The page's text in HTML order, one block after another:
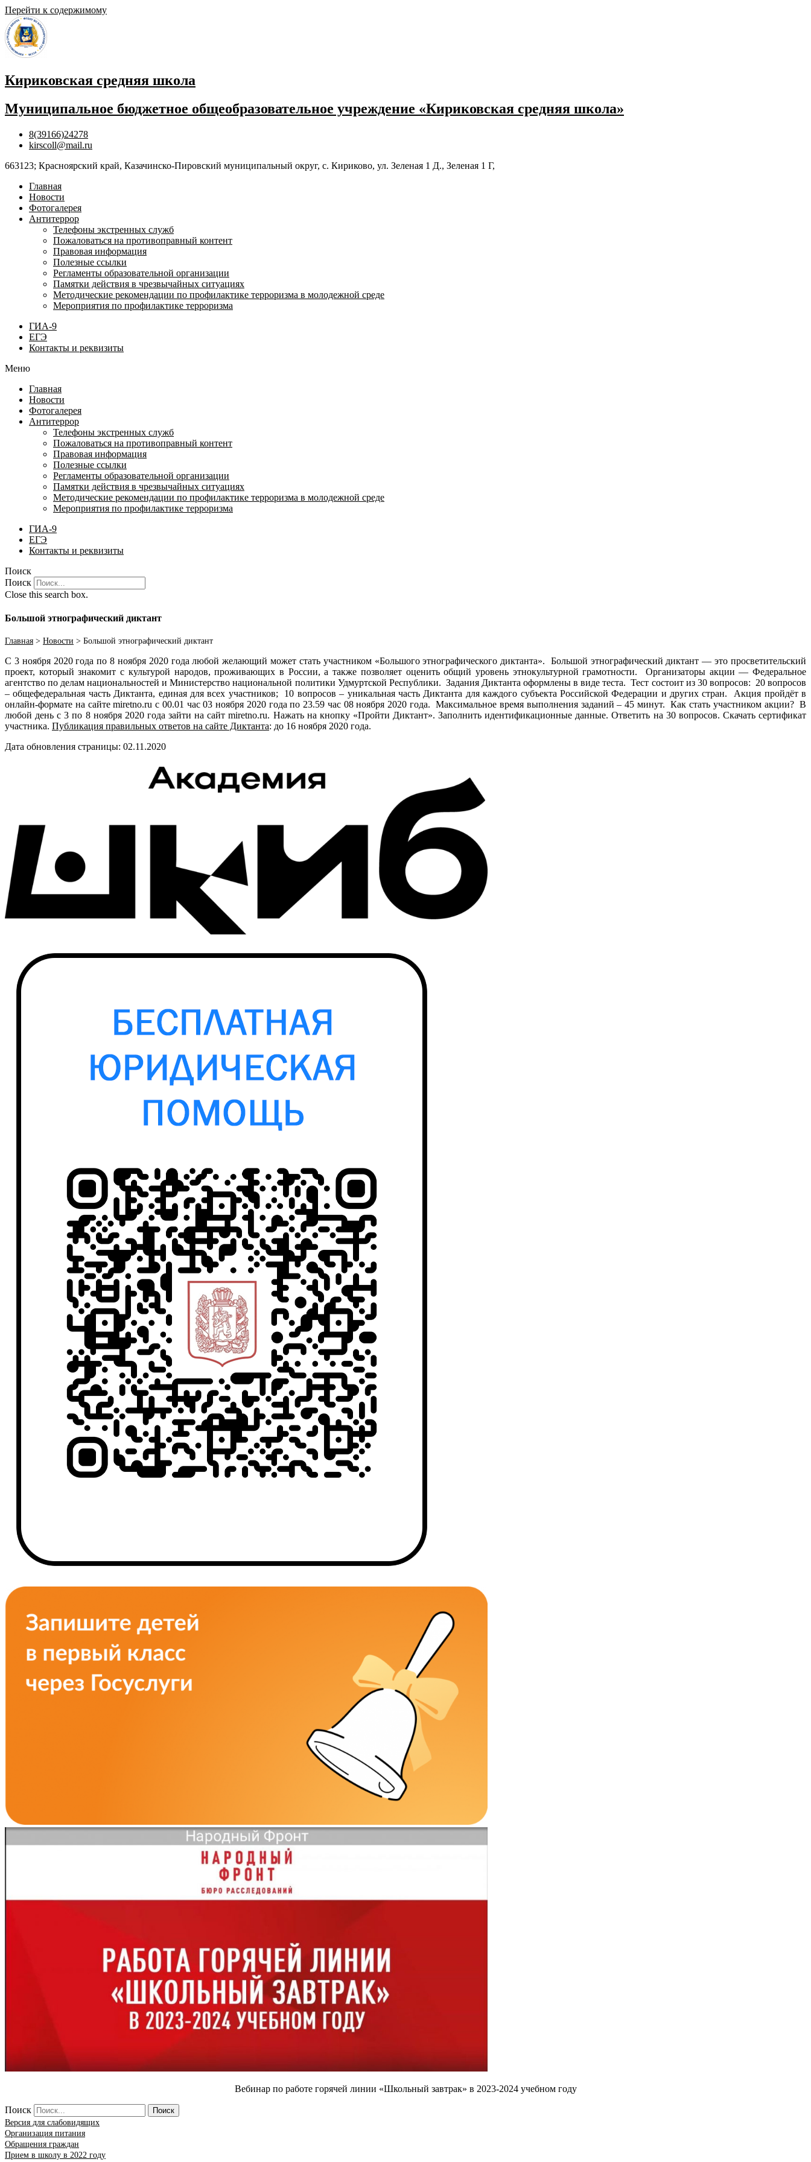
Перейти к содержимому
Кириковская средняя школа
Муниципальное бюджетное общеобразовательное учреждение «Кириковская средняя школа»
8(39166)24278
kirscoll@mail.ru
663123; Красноярский край, Казачинско-Пировский муниципальный округ, с. Кириково, ул. Зеленая 1 Д., Зеленая 1 Г,
Главная
Новости
Фотогалерея
Антитеррор
Телефоны экстренных служб
Пожаловаться на противоправный контент
Правовая информация
Полезные ссылки
Регламенты образовательной организации
Памятки действия в чрезвычайных ситуациях
Методические рекомендации по профилактике терроризма в молодежной среде
Мероприятия по профилактике терроризма
ГИА-9
ЕГЭ
Контакты и реквизиты
Меню
Главная
Новости
Фотогалерея
Антитеррор
Телефоны экстренных служб
Пожаловаться на противоправный контент
Правовая информация
Полезные ссылки
Регламенты образовательной организации
Памятки действия в чрезвычайных ситуациях
Методические рекомендации по профилактике терроризма в молодежной среде
Мероприятия по профилактике терроризма
ГИА-9
ЕГЭ
Контакты и реквизиты
Поиск
Поиск
Close this search box.
Большой этнографический диктант
Главная > Новости > Большой этнографический диктант
С 3 ноября 2020 года по 8 ноября 2020 года любой желающий может стать участником «Большого этнографического диктанта». Большой этнографический диктант — это просветительский
проект, который знакомит с культурой народов, проживающих в России, а также позволяет оценить общий уровень этнокультурной грамотности. Организаторы акции — Федеральное
агентство по делам национальностей и Министерство национальной политики Удмуртской Республики. Задания Диктанта оформлены в виде теста. Тест состоит из 30 вопросов: 20 вопросов
– общефедеральная часть Диктанта, единая для всех участников; 10 вопросов – уникальная часть Диктанта для каждого субъекта Российской Федерации и других стран. Акция пройдёт в
онлайн-формате на сайте mіrеtno.ru с 00.01 час 03 ноября 2020 года по 23.59 час 08 ноября 2020 года. Максимальное время выполнения заданий – 45 минут. Как стать участником акции? В
любой день с 3 по 8 ноября 2020 года зайти на сайт miretno.ru. Нажать на кнопку «Пройти Диктант». Заполнить идентификационные данные. Ответить на 30 вопросов. Скачать сертификат
участника. Публикация правильных ответов на сайте Диктанта: до 16 ноября 2020 года.
Дата обновления страницы: 02.11.2020
Вебинар по работе горячей линии «Школьный завтрак» в 2023-2024 учебном году
Поиск
Поиск
Версия для слабовидящих
Организация питания
Обращения граждан
Прием в школу в 2022 году